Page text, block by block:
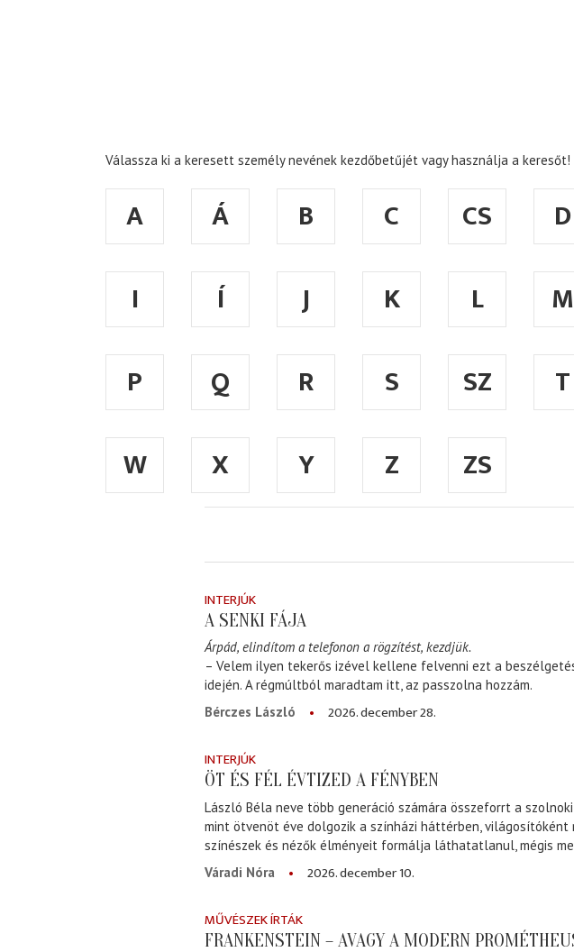
Válassza ki a keresett személy nevének kezdőbetűjét vagy használja a keresőt!
A Á B C CS D
I
Í J K L M
P
Q R S SZ T
W
X Y Z ZS
INTERJÚK
A SENKI FÁJA
Árpád, elindítom a telefonon a rögzítést, kezdjük.
– Velem ilyen tekerős izével kellene felvenni ezt a
idején. A régmúltból maradtam itt, az passzolna hozzám.
Bérczes László
2026. december 28.
INTERJÚK
ÖT ÉS FÉL ÉVTIZED A FÉNYBEN
László Béla neve több generáció számára összeforrt a
mint ötvenöt éve dolgozik a színházi háttérben, világosítóként
színészek és nézők élményeit formálja láthatatlanul, mégis
Váradi Nóra
2026. december 10.
MŰVÉSZEK ÍRTÁK
FRANKENSTEIN – AVAGY A MODERN